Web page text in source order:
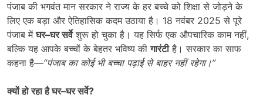
पंजाब की भगवंत मान सरकार ने राज्य के हर बच्चे को शिक्षा से जोड़ने के
लिए एक बड़ा और ऐतिहासिक कदम उठाया है। 18 नवंबर 2025 से पूरे
पंजाब मेंघर–घर सर्वेशुरू हो चुका है। यह सिर्फ एक औपचारिक काम नहीं,
बल्कि यह आपके बच्चों के बेहतर भविष्य कीगारंटीहै। सरकार का साफ
कहना है—“पंजाब का कोई भी बच्चा पढ़ाई से बाहर नहीं रहेगा।”
क्यों हो रहा है घर–घर सर्वे?